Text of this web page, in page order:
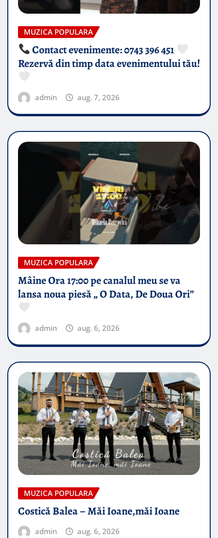
MUZICA POPULARA
Contact evenimente: 0743 396 451
Rezervă din timp data evenimentului tău!
admin aug. 7, 2026
MUZICA POPULARA
Mâine Ora 17:00 pe canalul meu se va
lansa noua piesă „ O Data, De Doua Ori”
admin aug. 6, 2026
MUZICA POPULARA
Costică Balea – Măi Ioane,măi Ioane
admin aug. 6, 2026